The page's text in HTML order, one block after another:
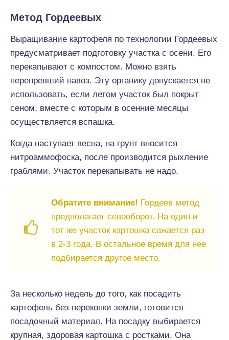
Метод Гордеевых
Выращивание картофеля по технологии Гордеевых
предусматривает подготовку участка с осени. Его
перекапывают с компостом. Можно взять
перепревший навоз. Эту органику допускается не
использовать, если летом участок был покрыт
сеном, вместе с которым в осенние месяцы
осуществляется вспашка.
Когда наступает весна, на грунт вносится
нитроаммофоска, после производится рыхление
граблями. Участок перекапывать не надо.
Обратите внимание! Гордеев метод
предполагает севооборот. На один и
тот же участок картошка сажается раз
в 2-3 года. В остальное время для нее
подбирается другое место.
За несколько недель до того, как посадить
картофель без перекопки земли, готовится
посадочный материал. На посадку выбирается
крупная, здоровая картошка с ростками. Она